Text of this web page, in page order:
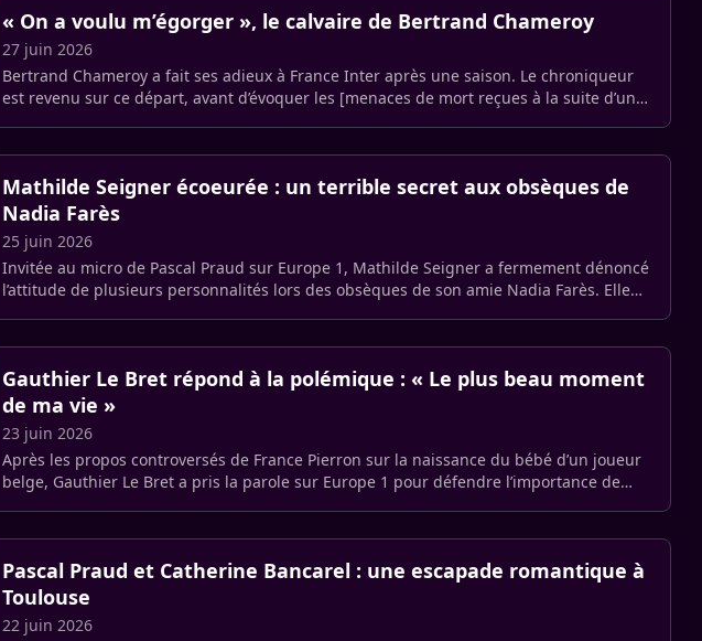
« On a voulu m’égorger », le calvaire de Bertrand Chameroy
27 juin 2026
Bertrand Chameroy a fait ses adieux à France Inter après une saison. Le chroniqueur
est revenu sur ce départ, avant d’évoquer les [menaces de mort reçues à la suite d’un
Mathilde Seigner écoeurée : un terrible secret aux obsèques de
Nadia Farès
25 juin 2026
Invitée au micro de Pascal Praud sur Europe 1, Mathilde Seigner a fermement dénoncé
l’attitude de plusieurs personnalités lors des obsèques de son amie Nadia Farès. Elle
Gauthier Le Bret répond à la polémique : « Le plus beau moment
de ma vie »
23 juin 2026
Après les propos controversés de France Pierron sur la naissance du bébé d’un joueur
belge, Gauthier Le Bret a pris la parole sur Europe 1 pour défendre l’importance de
Pascal Praud et Catherine Bancarel : une escapade romantique à
Toulouse
22 juin 2026